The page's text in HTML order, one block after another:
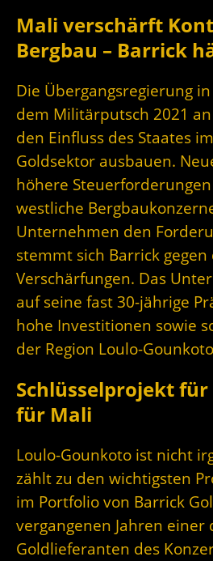
Mali verschärft
Bergbau – Barrick
Die Übergangsregierung
dem Militärputsch 2021
den Einfluss des Staates
Goldsektor ausbauen.
höhere
westliche
Unternehmen den
stemmt sich Barrick gegen
Verschärfungen. Das
auf seine fast 30-jährige
hohe Investitionen sowie
der Region Loulo-
Schlüsselprojekt
für Mali
Loulo-Gounkoto ist nicht
zählt zu den wichtigsten
im Portfolio von Barrick
vergangenen Jahren einer
Goldlieferanten des